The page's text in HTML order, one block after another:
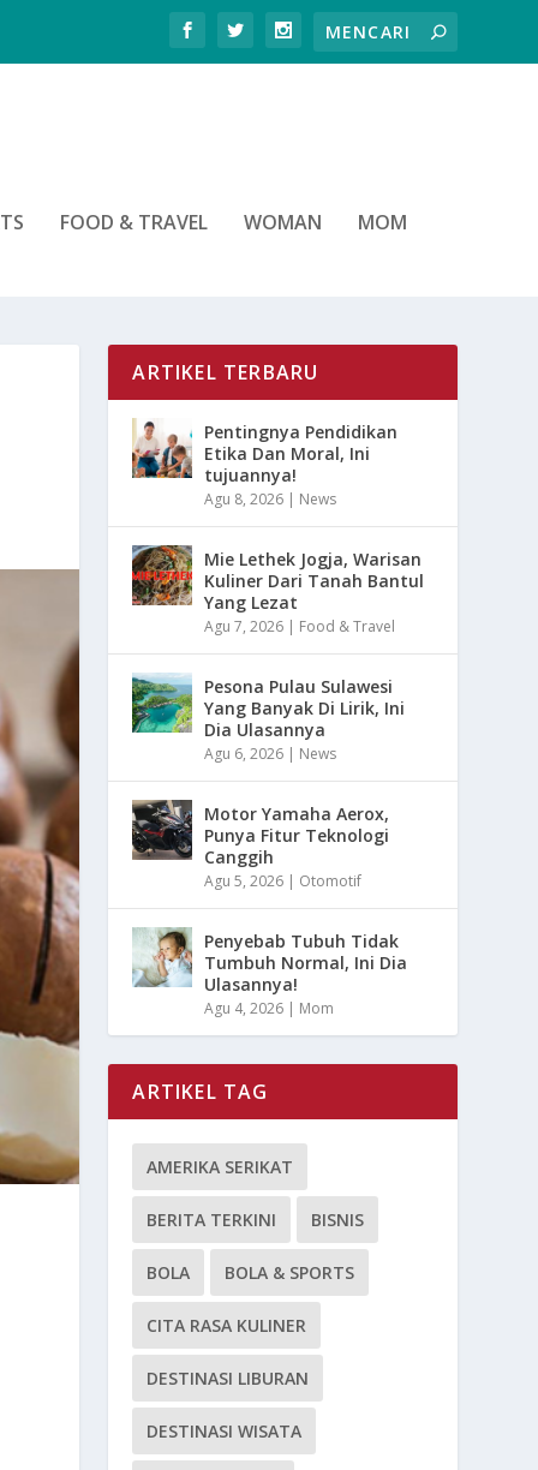
FOOD & TRAVEL WOMAN MOM
ARTIKEL TERBARU
Pentingnya Pendidikan
Etika Dan Moral, Ini
tujuannya!
Agu 8, 2026 | News
Mie Lethek Jogja, Warisan
Kuliner Dari Tanah Bantul
Yang Lezat
Agu 7, 2026 | Food & Travel
Pesona Pulau Sulawesi
Yang Banyak Di Lirik, Ini
Dia Ulasannya
Agu 6, 2026 | News
Motor Yamaha Aerox,
Punya Fitur Teknologi
Canggih
Agu 5, 2026 | Otomotif
Penyebab Tubuh Tidak
Tumbuh Normal, Ini Dia
Ulasannya!
Agu 4, 2026 | Mom
ARTIKEL TAG
AMERIKA SERIKAT
BERITA TERKINI BISNIS
BOLA BOLA & SPORTS
CITA RASA KULINER
DESTINASI LIBURAN
DESTINASI WISATA